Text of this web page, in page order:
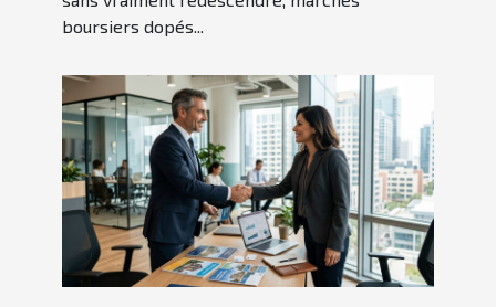
boursiers dopés...